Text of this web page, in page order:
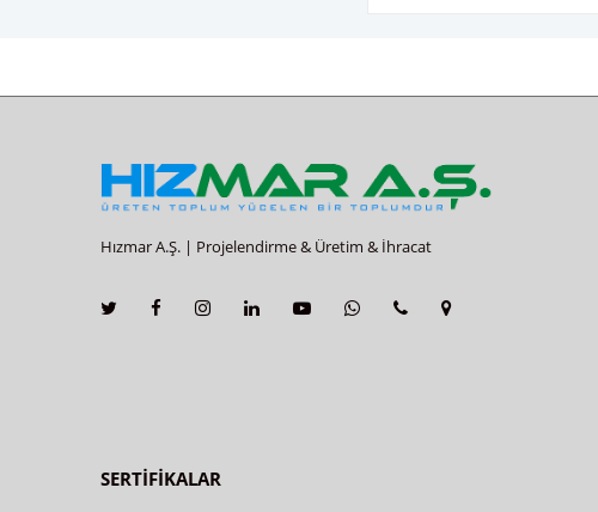
Hızmar A.Ş. | Projelendirme & Üretim & İhracat
SERTİFİKALAR